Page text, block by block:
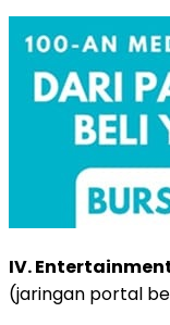
IV.
(jaringan portal